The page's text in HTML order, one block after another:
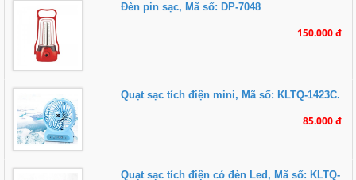
Đèn pin sạc, Mã số: DP-7048
150.000 đ
Quạt sạc tích điện mini, Mã số: KLTQ-1423C.
85.000 đ
Quạt sạc tích điện có đèn Led, Mã số: KLTQ-